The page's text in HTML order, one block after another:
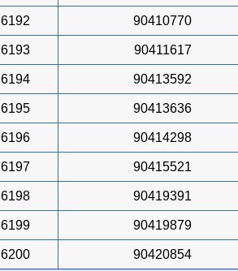
6192 90410770
6193 90411617
6194 90413592
6195 90413636
6196 90414298
6197 90415521
6198 90419391
6199 90419879
6200 90420854